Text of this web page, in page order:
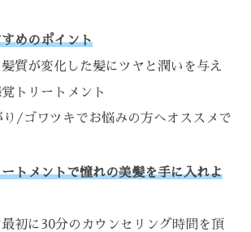
めのポイント
質が変化した髪にツヤと潤いを与え
トリートメント
/ゴワツキでお悩みの方へオススメで
トメントで憧れの美髪を手に入れよ
初に30分のカウンセリング時間を頂